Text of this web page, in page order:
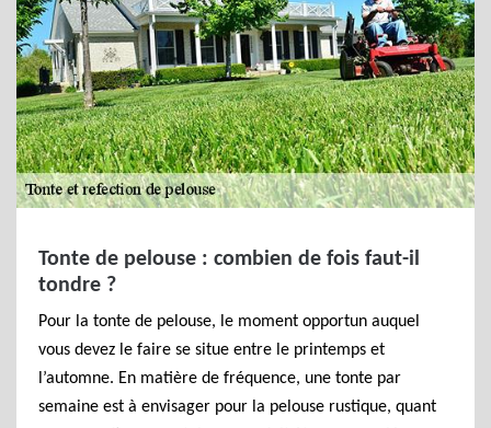
Tonte de pelouse : combien de fois faut-il
tondre ?
Pour la tonte de pelouse, le moment opportun auquel
vous devez le faire se situe entre le printemps et
l’automne. En matière de fréquence, une tonte par
semaine est à envisager pour la pelouse rustique, quant